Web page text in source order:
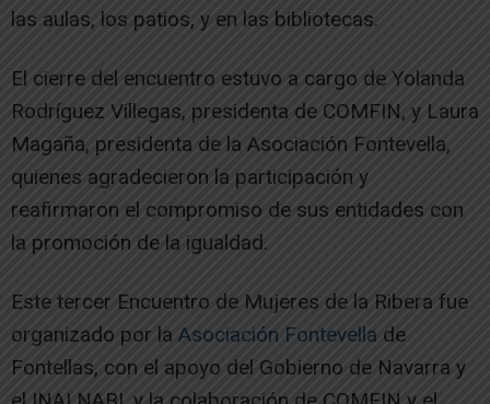
las aulas, los patios, y en las bibliotecas.
El cierre del encuentro estuvo a cargo de Yolanda
Rodríguez Villegas, presidenta de COMFIN, y Laura
Magaña, presidenta de la Asociación Fontevella,
quienes agradecieron la participación y
reafirmaron el compromiso de sus entidades con
la promoción de la igualdad.
Este tercer Encuentro de Mujeres de la Ribera fue
organizado por la Asociación Fontevella de
Fontellas, con el apoyo del Gobierno de Navarra y